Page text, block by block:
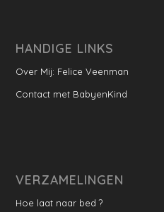
HANDIGE LINKS
Over Mij: Felice Veenman
Contact met BabyenKind
VERZAMELINGEN
Hoe laat naar bed ?